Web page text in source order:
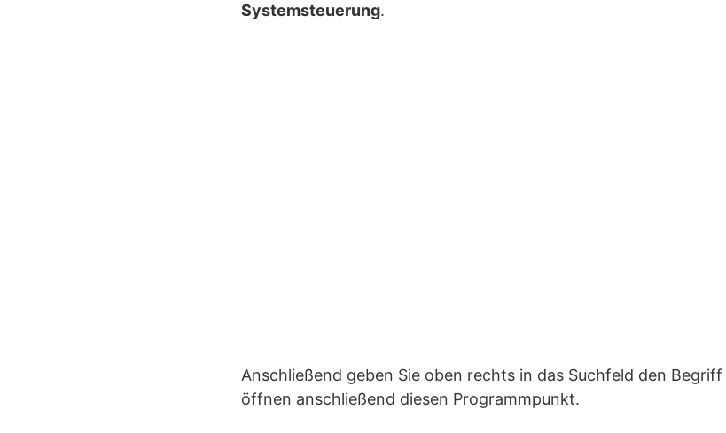
Systemsteuerung.
Anschließend geben Sie oben rechts in das Suchfeld den Begriff
öffnen anschließend diesen Programmpunkt.